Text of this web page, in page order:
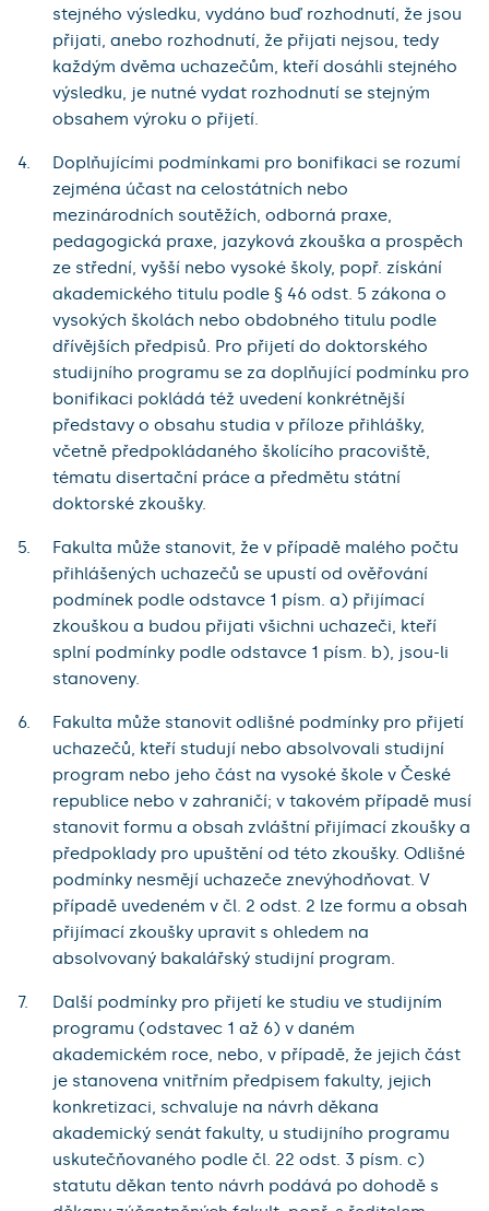
stejného výsledku, vydáno buď rozhodnutí, že jsou
přijati, anebo rozhodnutí, že přijati nejsou, tedy
každým dvěma uchazečům, kteří dosáhli stejného
výsledku, je nutné vydat rozhodnutí se stejným
obsahem výroku o přijetí.
Doplňujícími podmínkami pro bonifikaci se rozumí
zejména účast na celostátních nebo
mezinárodních soutěžích, odborná praxe,
pedagogická praxe, jazyková zkouška a prospěch
ze střední, vyšší nebo vysoké školy, popř. získání
akademického titulu podle § 46 odst. 5 zákona o
vysokých školách nebo obdobného titulu podle
dřívějších předpisů. Pro přijetí do doktorského
studijního programu se za doplňující podmínku pro
bonifikaci pokládá též uvedení konkrétnější
představy o obsahu studia v příloze přihlášky,
včetně předpokládaného školícího pracoviště,
tématu disertační práce a předmětu státní
doktorské zkoušky.
Fakulta může stanovit, že v případě malého počtu
přihlášených uchazečů se upustí od ověřování
podmínek podle odstavce 1 písm. a) přijímací
zkouškou a budou přijati všichni uchazeči, kteří
splní podmínky podle odstavce 1 písm. b), jsou-li
stanoveny.
Fakulta může stanovit odlišné podmínky pro přijetí
uchazečů, kteří studují nebo absolvovali studijní
program nebo jeho část na vysoké škole v České
republice nebo v zahraničí; v takovém případě musí
stanovit formu a obsah zvláštní přijímací zkoušky a
předpoklady pro upuštění od této zkoušky. Odlišné
podmínky nesmějí uchazeče znevýhodňovat. V
případě uvedeném v čl. 2 odst. 2 lze formu a obsah
přijímací zkoušky upravit s ohledem na
absolvovaný bakalářský studijní program.
Další podmínky pro přijetí ke studiu ve studijním
programu (odstavec 1 až 6) v daném
akademickém roce, nebo, v případě, že jejich část
je stanovena vnitřním předpisem fakulty, jejich
konkretizaci, schvaluje na návrh děkana
akademický senát fakulty, u studijního programu
uskutečňovaného podle čl. 22 odst. 3 písm. c)
statutu děkan tento návrh podává po dohodě s